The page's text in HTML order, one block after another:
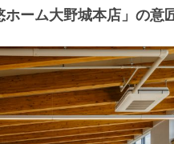
ーム大野城本店」の意